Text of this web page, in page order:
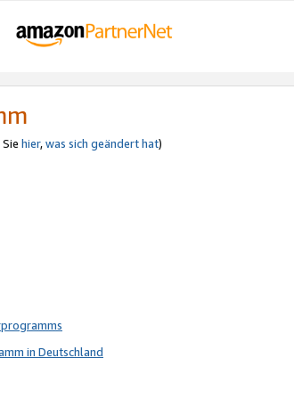
hier,was sich geändert hat)
in Deutschland